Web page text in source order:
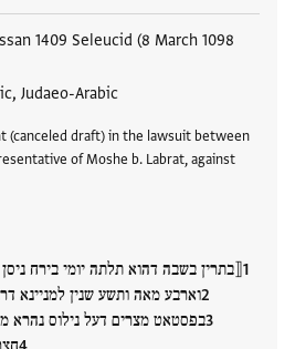
1409 Seleucid (8 March 1098
Judaeo-Arabic
(canceled draft) in the lawsuit between
of Moshe b. Labrat, against
⟦בתרין בשבה דהוא תלתה יומי בירח
וארבע מאה ותשע שנין למניינא
בפסטאט מצרים דעל נילוס נהרא